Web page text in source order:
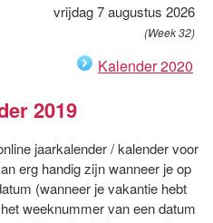
vrijdag 7 augustus 2026
(Week 32)
Kalender 2020
2019
jaarkalender / kalender voor
erg handig zijn wanneer je op
(wanneer je vakantie hebt
weeknummer van een datum